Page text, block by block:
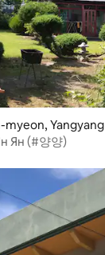
Yangyang
Ян (#양양)